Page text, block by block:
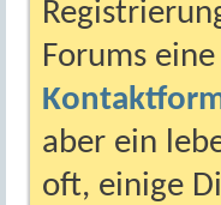
Forums
aber ein
oft, einige